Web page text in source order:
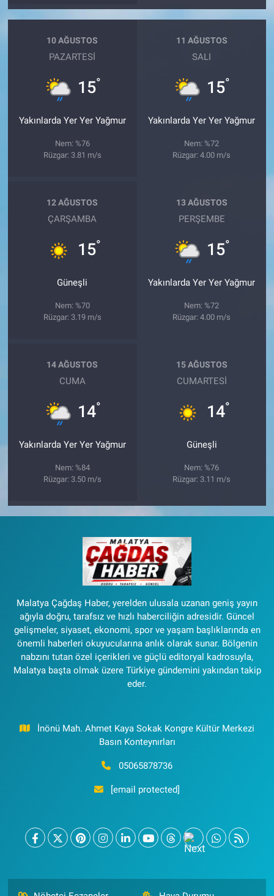
10 AĞUSTOS
PAZARTESI
15°
Yakınlarda Yer Yer Yağmur
Nem: %76
Rüzgar: 3.81 m/s
11 AĞUSTOS
SALI
15°
Yakınlarda Yer Yer Yağmur
Nem: %72
Rüzgar: 4.00 m/s
12 AĞUSTOS
ÇARŞAMBA
15°
Güneşli
Nem: %70
Rüzgar: 3.19 m/s
13 AĞUSTOS
PERŞEMBE
15°
Yakınlarda Yer Yer Yağmur
Nem: %72
Rüzgar: 4.00 m/s
14 AĞUSTOS
CUMA
14°
Yakınlarda Yer Yer Yağmur
Nem: %84
Rüzgar: 3.50 m/s
15 AĞUSTOS
CUMARTESI
14°
Güneşli
Nem: %76
Rüzgar: 3.11 m/s
Malatya Çağdaş Haber, yerelden ulusala uzanan geniş yayın
ağıyla doğru, tarafsız ve hızlı haberciliğin adresidir. Güncel
gelişmeler, siyaset, ekonomi, spor ve yaşam başlıklarında en
önemli haberleri okuyucularına anlık olarak sunar. Bölgenin
nabzını tutan özel içerikleri ve güçlü editoryal kadrosuyla,
Malatya başta olmak üzere Türkiye gündemini yakından takip
eder.
İnönü Mah. Ahmet Kaya Sokak Kongre Kültür Merkezi
Basın Konteynırları
05065878736
[email protected]